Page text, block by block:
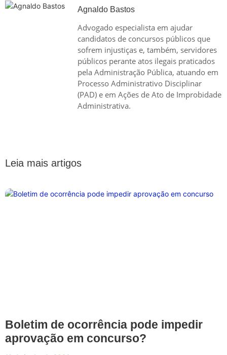
Agnaldo Bastos
Advogado especialista em ajudar
candidatos de concursos públicos que
sofrem injustiças e, também, servidores
públicos perante atos ilegais praticados
pela Administração Pública, atuando em
Processo Administrativo Disciplinar
(PAD) e em Ações de Ato de Improbidade
Administrativa.
Leia mais artigos
Boletim de ocorrência pode impedir
aprovação em concurso?